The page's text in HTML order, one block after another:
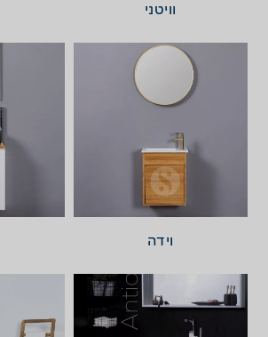
וויטני
וידה